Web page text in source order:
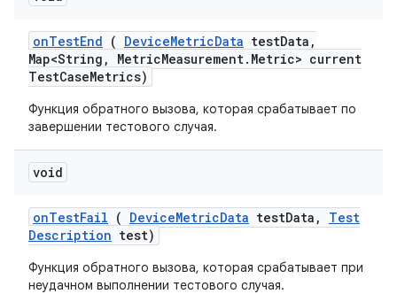
onTestEnd ( DeviceMetricData testData ,
Map<String , MetricMeasurement. Metric> current
TestCaseMetrics)
Функция обратного вызова, которая срабатывает по
завершении тестового случая.
void
onTestFail ( DeviceMetricData testData ,
Test
Description test)
Функция обратного вызова, которая срабатывает при
неудачном выполнении тестового случая.